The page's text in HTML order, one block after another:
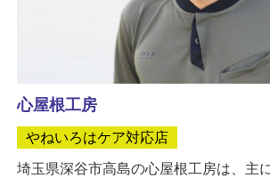
心屋根工房
やねいろはケア対応店
埼玉県深谷市高島の心屋根工房は、主